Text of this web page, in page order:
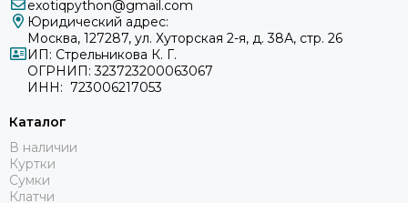
exotiqpython@gmail.com
Юридический адрес:
Москва, 127287, ул. Хуторская 2-я, д. 38А, стр. 26
ИП: Стрельникова К. Г.
ОГРНИП: 323723200063067
ИНН: 723006217053
Каталог
В наличии
Куртки
Сумки
Клатчи